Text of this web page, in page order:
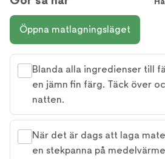
Öppna matlagningsläget
Blanda alla ingredienser till
en jämn fin färg. Täck över
natten.
När det är dags att laga
en stekpanna på